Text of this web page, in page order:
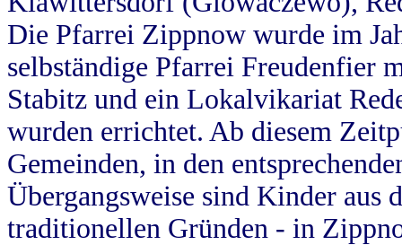
Die Pfarrei Zippnow wurde im
selbständige Pfarrei Freudenfier
Stabitz und ein Lokalvikariat
wurden errichtet. Ab diesem
Gemeinden, in den
Übergangsweise sind Kinder aus
traditionellen Gründen - in